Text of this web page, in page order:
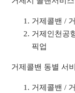
거제콜밴 /
거제인천공
픽업
거제콜밴 동별 서
거제콜밴 /